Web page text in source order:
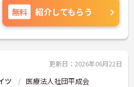
詳細をお話しい
さい！
無料 紹介してもらう
更新日：2026年06月22日
ツ 医療法人社団平成会